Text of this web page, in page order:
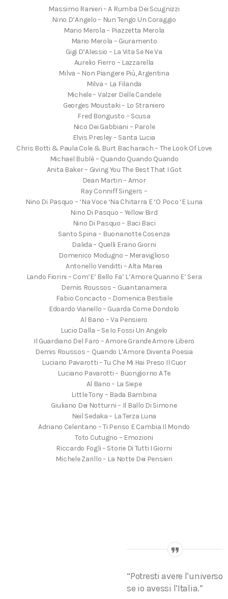
Massimo Ranieri – A Rumba Dei Scugnizzi
Nino D’Angelo – Nun Tengo Un Coraggio
Mario Merola – Piazzetta Merola
Mario Merola – Giuramento
Gigi D’Alessio – La Vita Se Ne Va
Aurelio Fierro – Lazzarella
Milva – Non Piangere Più, Argentina
Milva – La Filanda
Michele – Valzer Delle Candele
Georges Moustaki – Lo Straniero
Fred Bongusto – Scusa
Nico Dei Gabbiani – Parole
Elvis Presley – Santa Lucia
Chris Botti & Paula Cole & Burt Bacharach – The Look Of Love
Michael Bublè – Quando Quando Quando
Anita Baker – Giving You The Best That I Got
Dean Martin – Amor
Ray Conniff Singers –
Nino Di Pasquo – ‘Na Voce ‘Na Chitarra E ‘O Poco ‘E Luna
Nino Di Pasquo – Yellow Bird
Nino Di Pasquo – Baci Baci
Santo Spina – Buonanotte Cosenza
Dalida – Quelli Erano Giorni
Domenico Modugno – Meraviglioso
Antonello Venditti – Alta Marea
Lando Fiorini – Com’E’ Bello Fa’ L’Amore Quanno E’ Sera
Demis Roussos – Guantanamera
Fabio Concacto – Domenica Bestiale
Edoardo Vianello – Guarda Come Dondolo
Al Bano – Va Pensiero
Lucio Dalla – Se Io Fossi Un Angelo
Il Guardiano Del Faro – Amore Grande Amore Libero
Demis Roussos – Quando L’Amore Diventa Poesia
Luciano Pavarotti – Tu Che Mi Hai Preso Il Cuor
Luciano Pavarotti – Buongiorno A Te
Al Bano – La Siepe
Little Tony – Bada Bambina
Giuliano Dei Notturni – Il Ballo Di Simone
Neil Sedaka – La Terza Luna
Adriano Celentano – Ti Penso E Cambia Il Mondo
Toto Cutugno – Emozioni
Riccardo Fogli – Storie Di Tutti I Giorni
Michele Zarillo – La Notte Dei Pensieri
“Potresti avere l’universo
se io avessi l’Italia.”